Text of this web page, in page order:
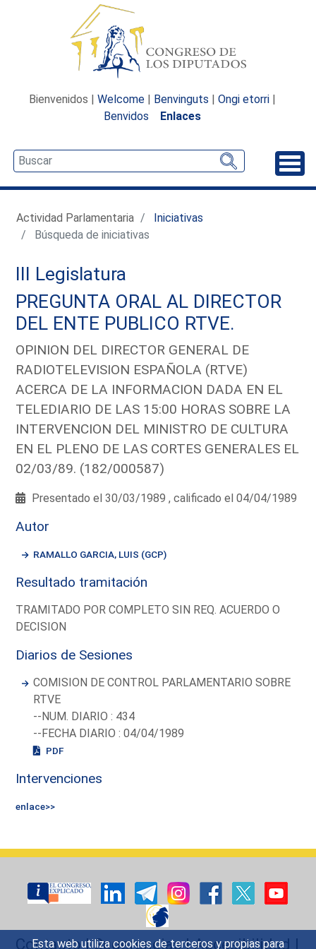
Esta web utiliza cookies de terceros y propias para
Bienvenidos | Welcome | Benvinguts | Ongi etorri |
Benvidos
Enlaces
Actividad Parlamentaria
Iniciativas
Búsqueda de iniciativas
III Legislatura
PREGUNTA ORAL AL DIRECTOR
DEL ENTE PUBLICO RTVE.
OPINION DEL DIRECTOR GENERAL DE
RADIOTELEVISION ESPAÑOLA (RTVE)
ACERCA DE LA INFORMACION DADA EN EL
TELEDIARIO DE LAS 15:00 HORAS SOBRE LA
INTERVENCION DEL MINISTRO DE CULTURA
EN EL PLENO DE LAS CORTES GENERALES EL
02/03/89. (182/000587)
Presentado el 30/03/1989 , calificado el 04/04/1989
Autor
RAMALLO GARCIA, LUIS (GCP)
Resultado tramitación
TRAMITADO POR COMPLETO SIN REQ. ACUERDO O
DECISION
Diarios de Sesiones
COMISION DE CONTROL PARLAMENTARIO SOBRE
RTVE
--NUM. DIARIO : 434
--FECHA DIARIO : 04/04/1989
PDF
Intervenciones
enlace>>
Contacto|Sugerencias|Accesibilidad |